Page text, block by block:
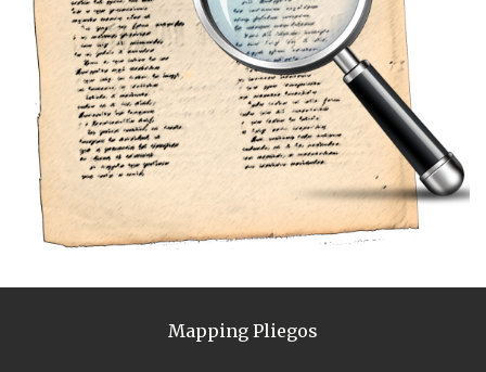
Mapping Pliegos